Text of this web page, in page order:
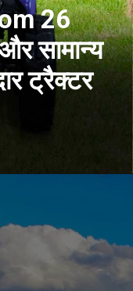
26
सामान्य
ट्रैक्टर